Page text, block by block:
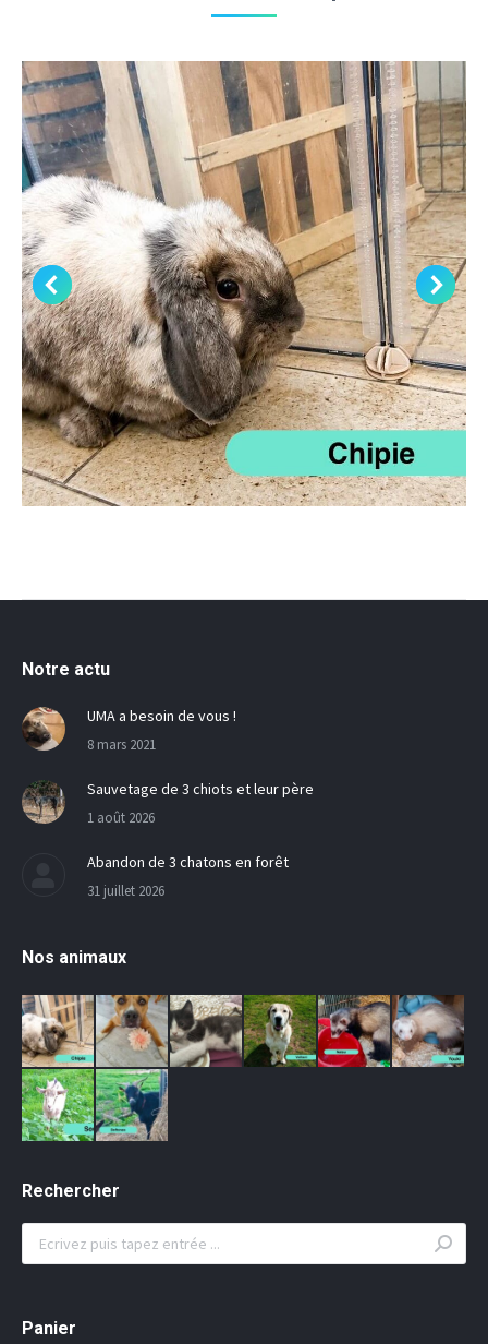
Notre actu
UMA a besoin de vous !
8 mars 2021
Sauvetage de 3 chiots et leur père
1 août 2026
Abandon de 3 chatons en forêt
31 juillet 2026
Nos animaux
Rechercher
Search:
Panier